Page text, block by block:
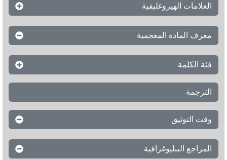
العلامات الهيروغليفية
معرف المادة المعجمية
فئة الكلمة
الترجمة
وقت التوثيق
المراجع الببليوغرافية